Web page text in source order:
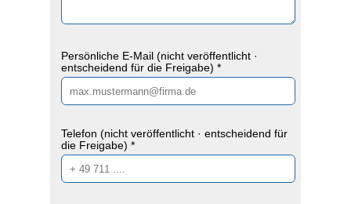
Persönliche E-Mail (nicht veröffentlicht ·
entscheidend für die Freigabe) *
Telefon (nicht veröffentlicht · entscheidend für
die Freigabe) *